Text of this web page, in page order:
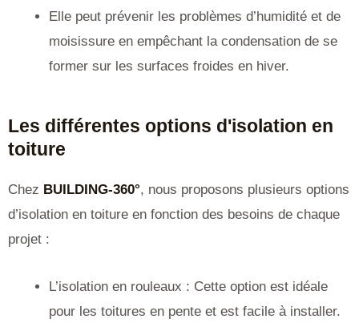
Elle peut prévenir les problèmes d’humidité et de
moisissure en empêchant la condensation de se
former sur les surfaces froides en hiver.
Les différentes options d'isolation en
toiture
Chez BUILDING-360°, nous proposons plusieurs options
d’isolation en toiture en fonction des besoins de chaque
projet :
L’isolation en rouleaux : Cette option est idéale
pour les toitures en pente et est facile à installer.